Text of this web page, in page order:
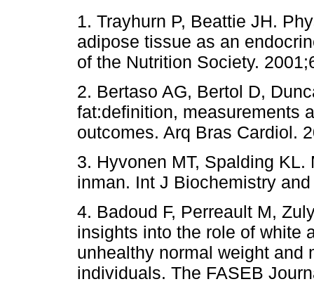
1. Trayhurn P, Beattie JH.
adipose tissue as an
of the Nutrition Society.
2. Bertaso AG, Bertol D,
fat:definition, measurements
outcomes. Arq Bras Cardiol.
3. Hyvonen MT, Spalding
inman. Int J Biochemistry
4. Badoud F, Perreault M,
insights into the role of white
unhealthy normal weight and
individuals. The FASEB